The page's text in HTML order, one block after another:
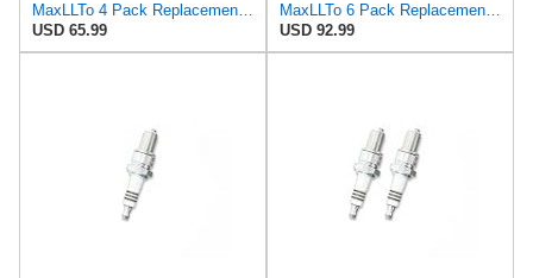
MaxLLTo 4 Pack Replacement 5044 Iridium IX Spark Plug for Bosch W4CP W4CS WR4CP for Champion N87G
USD 65.99
MaxLLTo 6 Pack Replacement 5044 Iridium IX Spark Plug for Bosch W4CP W4CS WR4CP for Champion N87G
USD 92.99